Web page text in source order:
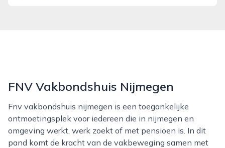
FNV Vakbondshuis Nijmegen
Fnv vakbondshuis nijmegen is een toegankelijke
ontmoetingsplek voor iedereen die in nijmegen en
omgeving werkt, werk zoekt of met pensioen is. In dit
pand komt de kracht van de vakbeweging samen met